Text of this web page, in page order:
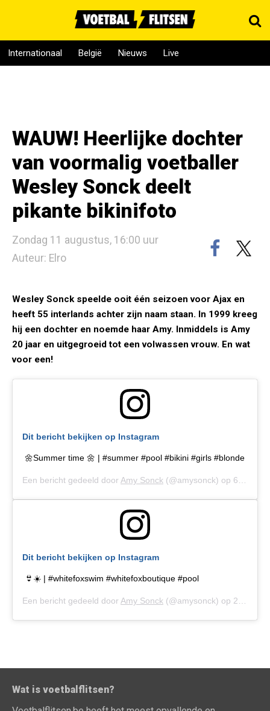
Internationaal België Nieuws Live
WAUW! Heerlijke dochter
van voormalig voetballer
Wesley Sonck deelt
pikante bikinifoto
Zondag 11 augustus, 16:00 uur
Auteur: Elro
Wesley Sonck speelde ooit één seizoen voor Ajax en
heeft 55 interlands achter zijn naam staan. In 1999 kreeg
hij een dochter en noemde haar Amy. Inmiddels is Amy
20 jaar en uitgegroeid tot een volwassen vrouw. En wat
voor een!
Dit bericht bekijken op Instagram
🌼Summer time 🌼 | #summer #pool #bikini #girls #blonde
Een bericht gedeeld door Amy Sonck (@amysonck) op 6 Aug 2019 om 11:33 (PDT)
Dit bericht bekijken op Instagram
👙☀️ | #whitefoxswim #whitefoxboutique #pool
Een bericht gedeeld door Amy Sonck (@amysonck) op 24 Mei 2019 om 9:23 (PDT)
Wat is voetbalflitsen?